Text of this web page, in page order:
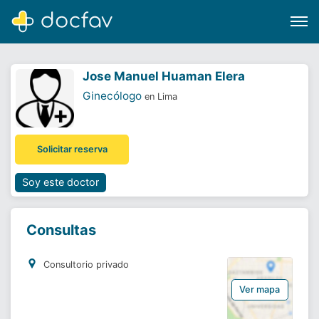
Software para clínicas
¿Eres un doctor?
Jose Manuel Huaman Elera
Ginecólogo en Lima
Solicitar reserva
Soy este doctor
Consultas
Consultorio privado
Ver mapa